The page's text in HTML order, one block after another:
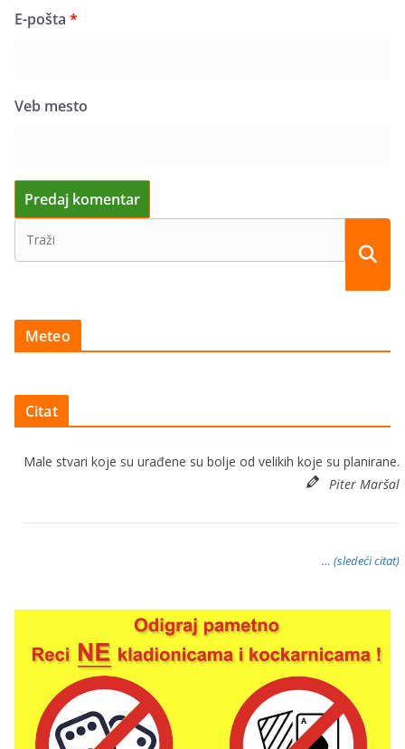
E-pošta *
Veb mesto
Meteo
Citat
Male stvari koje su urađene su bolje od velikih koje su planirane.
Piter Maršal
… (sledeći citat)